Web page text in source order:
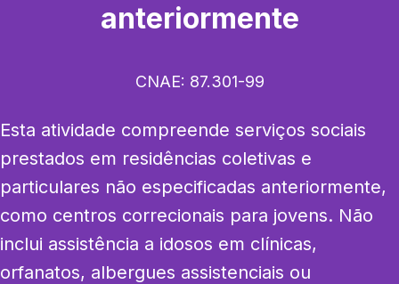
anteriormente
CNAE: 87.301-99
Esta atividade compreende serviços sociais
prestados em residências coletivas e
particulares não especificadas anteriormente,
como centros correcionais para jovens. Não
inclui assistência a idosos em clínicas,
orfanatos, albergues assistenciais ou